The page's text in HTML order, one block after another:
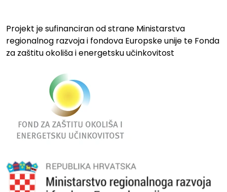
Projekt je sufinanciran od strane Ministarstva
regionalnog razvoja i fondova Europske unije te Fonda
za zaštitu okoliša i energetsku učinkovitost